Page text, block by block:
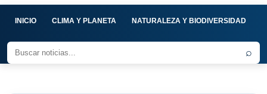
INICIO CLIMA Y PLANETA NATURALEZA Y BIODIVERSIDAD
⌕